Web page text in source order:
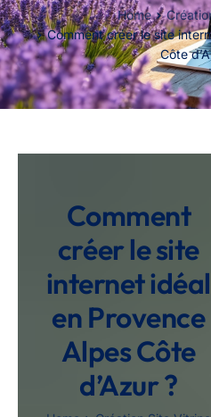
Home
Comment créer le site
Côte
Comment
créer le site
internet idéal
en Provence
Alpes Côte
d’Azur ?